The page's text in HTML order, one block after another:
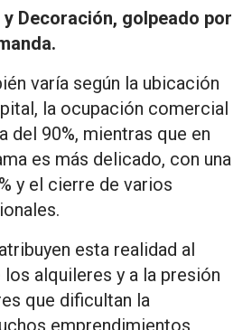
y Decoración, golpeado por
varía según la ubicación
la ocupación comercial
del 90%, mientras que en
es más delicado, con una
y el cierre de varios
esta realidad al
alquileres y a la presión
que dificultan la
emprendimientos